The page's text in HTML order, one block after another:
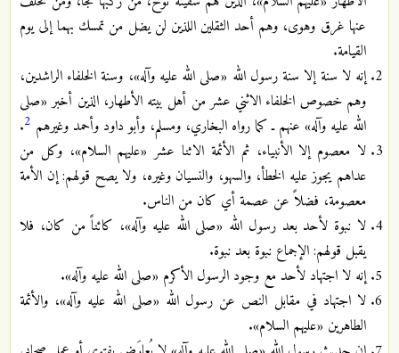
عنها غرق وهوى، وهم أحد الثقلين اللذين لن يضل من تمسك بهما إلى يوم
القيامة.
إنه لا سنة إلا سنة رسول الله «صلى الله عليه وآله»، وسنة الخلفاء الراشدين،
وهم خصوص الخلفاء الاثني عشر من أهل بيته الأطهار، الذين أخبر «صلى
الله عليه وآله» عنهم ـ كما رواه البخاري، ومسلم، وأبو داود وأحمد وغيرهم 2
.
لا معصوم إلا الأنبياء، ثم الأئمة الاثنا عشر «عليهم السلام»، وكل من
عداهم يجوز عليه الخطأ، والسهو، والنسيان وغيره، ولا يصح قولهم: إن الأمة
معصومة، فضلاً عن عصمة أي كان من الناس.
لا نبوة لأحد بعد رسول الله «صلى الله عليه وآله»، كائناً من كان، فلا
يقبل قولهم: الإجماع نبوة بعد نبوة.
إنه لا اجتهاد لأحد مع وجود الرسول الأكرم «صلى الله عليه وآله».
لا اجتهاد في مقابل النص عن رسول الله «صلى الله عليه وآله»، والأئمة
الطاهرين «عليهم السلام».